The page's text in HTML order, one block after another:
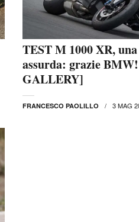
TEST M 1000 XR,
assurda: grazie
GALLERY]
FRANCESCO PAOLILLO 3 MAG